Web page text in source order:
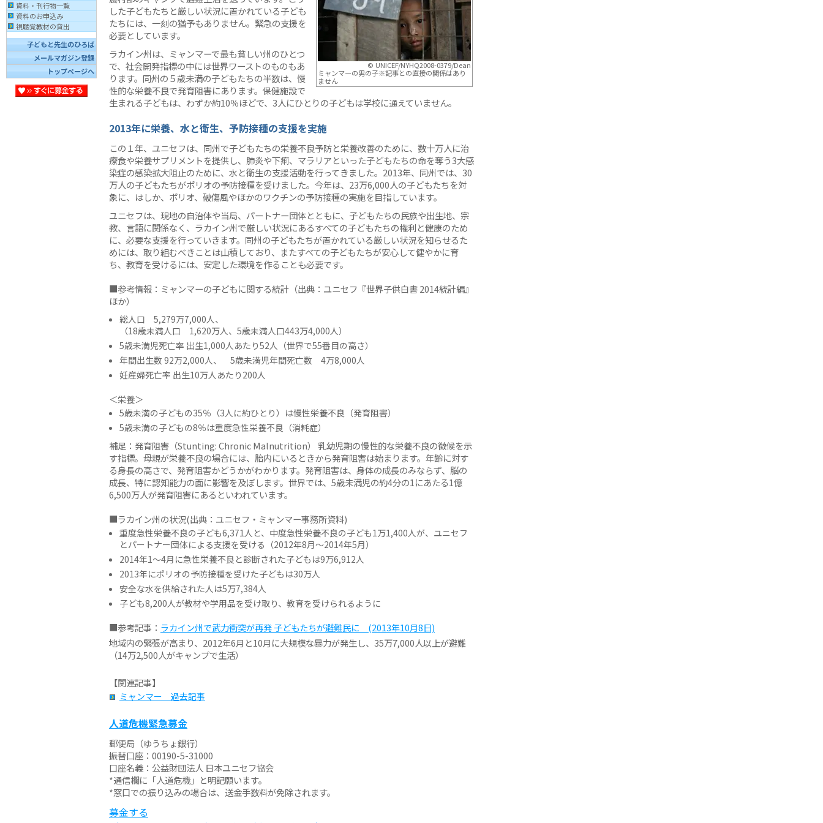
資料・刊行物一覧
資料のお申込み
視聴覚教材の貸出
子どもと先生のひろば
メールマガジン登録
トップページへ
© UNICEF/NYHQ2008-0379/Dean
ミャンマーの男の子※記事との直接の関係はあり
ません
した子どもたちと厳しい状況に置かれている子ども
たちには、一刻の猶予もありません。緊急の支援を
必要としています。
ラカイン州は、ミャンマーで最も貧しい州のひとつ
で、社会開発指標の中には世界ワーストのものもあ
ります。同州の５歳未満の子どもたちの半数は、慢
性的な栄養不良で発育阻害にあります。保健施設で
生まれる子どもは、わずか約10％ほどで、3人にひとりの子どもは学校に通えていません。
2013年に栄養、水と衛生、予防接種の支援を実施
この１年、ユニセフは、同州で子どもたちの栄養不良予防と栄養改善のために、数十万人に治
療食や栄養サプリメントを提供し、肺炎や下痢、マラリアといった子どもたちの命を奪う3大感
染症の感染拡大阻止のために、水と衛生の支援活動を行ってきました。2013年、同州では、30
万人の子どもたちがポリオの予防接種を受けました。今年は、23万6,000人の子どもたちを対
象に、はしか、ポリオ、破傷風やほかのワクチンの予防接種の実施を目指しています。
ユニセフは、現地の自治体や当局、パートナー団体とともに、子どもたちの民族や出生地、宗
教、言語に関係なく、ラカイン州で厳しい状況にあるすべての子どもたちの権利と健康のため
に、必要な支援を行っていきます。同州の子どもたちが置かれている厳しい状況を知らせるた
めには、取り組むべきことは山積しており、またすべての子どもたちが安心して健やかに育
ち、教育を受けるには、安定した環境を作ることも必要です。
■参考情報：ミャンマーの子どもに関する統計（出典：ユニセフ『世界子供白書 2014統計編』
ほか）
総人口 5,279万7,000人、
（18歳未満人口 1,620万人、5歳未満人口443万4,000人）
5歳未満児死亡率 出生1,000人あたり52人（世界で55番目の高さ）
年間出生数 92万2,000人、 5歳未満児年間死亡数 4万8,000人
妊産婦死亡率 出生10万人あたり200人
＜栄養＞
5歳未満の子どもの35％（3人に約ひとり）は慢性栄養不良（発育阻害）
5歳未満の子どもの8％は重度急性栄養不良（消耗症）
補足：発育阻害（Stunting: Chronic Malnutrition） 乳幼児期の慢性的な栄養不良の徴候を示
す指標。母親が栄養不良の場合には、胎内にいるときから発育阻害は始まります。年齢に対す
る身長の高さで、発育阻害かどうかがわかります。発育阻害は、身体の成長のみならず、脳の
成長、特に認知能力の面に影響を及ぼします。世界では、5歳未満児の約4分の1にあたる1億
6,500万人が発育阻害にあるといわれています。
■ラカイン州の状況(出典：ユニセフ・ミャンマー事務所資料)
重度急性栄養不良の子ども6,371人と、中度急性栄養不良の子ども1万1,400人が、ユニセフ
とパートナー団体による支援を受ける（2012年8月〜2014年5月）
2014年1〜4月に急性栄養不良と診断された子どもは9万6,912人
2013年にポリオの予防接種を受けた子どもは30万人
安全な水を供給された人は5万7,384人
子ども8,200人が教材や学用品を受け取り、教育を受けられるように
■参考記事： ラカイン州で武力衝突が再発 子どもたちが避難民に (2013年10月8日)
地域内の緊張が高まり、2012年6月と10月に大規模な暴力が発生し、35万7,000人以上が避難
（14万2,500人がキャンプで生活）
【関連記事】
ミャンマー 過去記事
人道危機緊急募金
郵便局（ゆうちょ銀行）
振替口座：00190-5-31000
口座名義：公益財団法人 日本ユニセフ協会
*通信欄に「人道危機」と明記願います。
*窓口での振り込みの場合は、送金手数料が免除されます。
募金する